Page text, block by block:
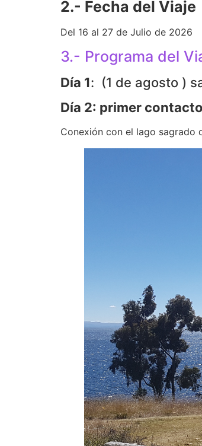
2.- Fecha del Viaje
Del 16 al 27 de Julio de 2026
3.- Programa del
Día 1: (1 de agosto )
Día 2: primer
Conexión con el lago sagrado